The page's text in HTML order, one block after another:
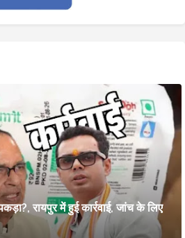
रायपुर में हुई कार्रवाई, जांच के लिए